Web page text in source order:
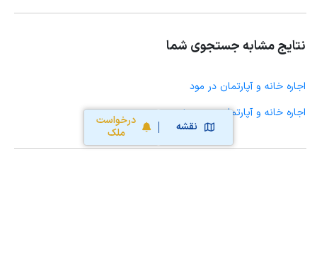
نقشه
درخواست
ملک
نتایج مشابه جستجوی شما
اجاره خانه و آپارتمان در مود
اجاره خانه و آپارتمان در سربیشه